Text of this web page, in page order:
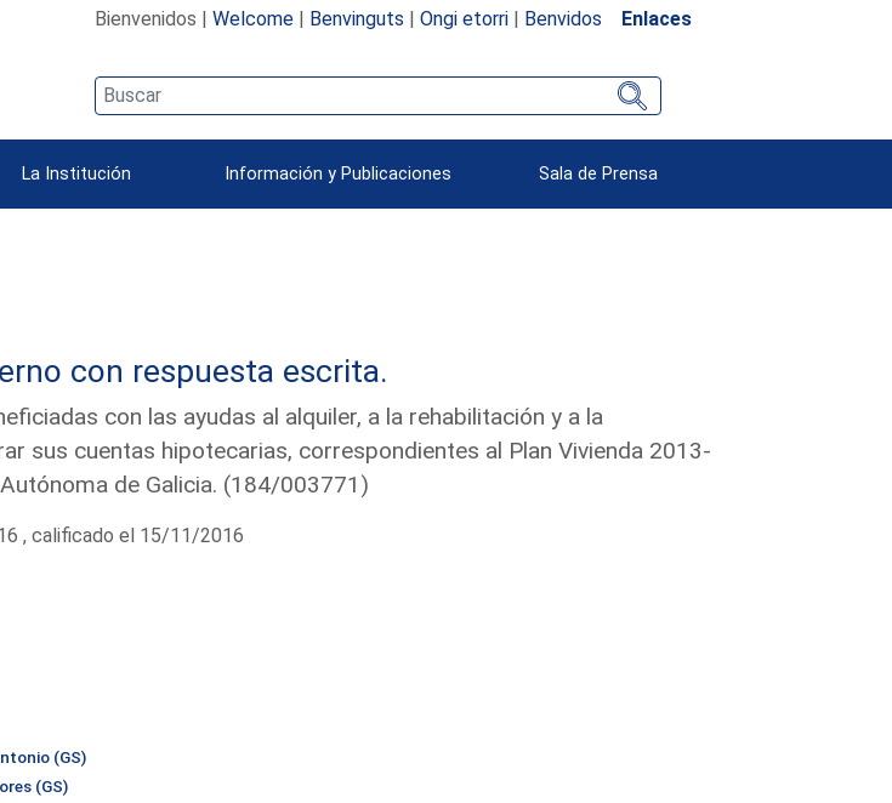
Bienvenidos | Welcome| Benvinguts | Ongi etorri| Benvidos Enlaces
La Institución Información y Publicaciones Sala de Prensa
con respuesta escrita.
con las ayudas al alquiler, a la rehabilitación y a la
sus cuentas hipotecarias, correspondientes al Plan Vivienda 2013-
de Galicia. (184/003771)
, calificado el 15/11/2016
(GS)
(GS)